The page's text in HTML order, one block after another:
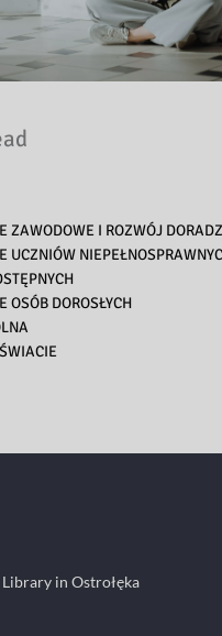
ZAWODOWE I ROZWÓJ
UCZNIÓW
OSÓB DOROSŁYCH
in Ostrołęka